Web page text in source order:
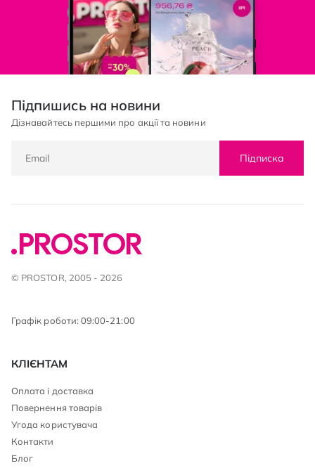
Підпишись на новини
Дізнавайтесь першими про акції та новини
Підписка
© PROSTOR, 2005 - 2026
Графік роботи: 09:00-21:00
КЛІЄНТАМ
Оплата і доставка
Повернення товарів
Угода користувача
Контакти
Блог